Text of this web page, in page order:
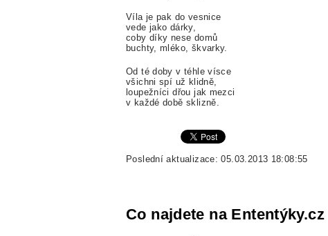
Víla je pak do vesnice
vede jako dárky,
coby díky nese domů
buchty, mléko, škvarky.
Od té doby v téhle vísce
všichni spí už klidně,
loupežníci dřou jak mezci
v každé době sklizně.
Poslední aktualizace: 05.03.2013 18:08:55
Co najdete na Ententýky.cz